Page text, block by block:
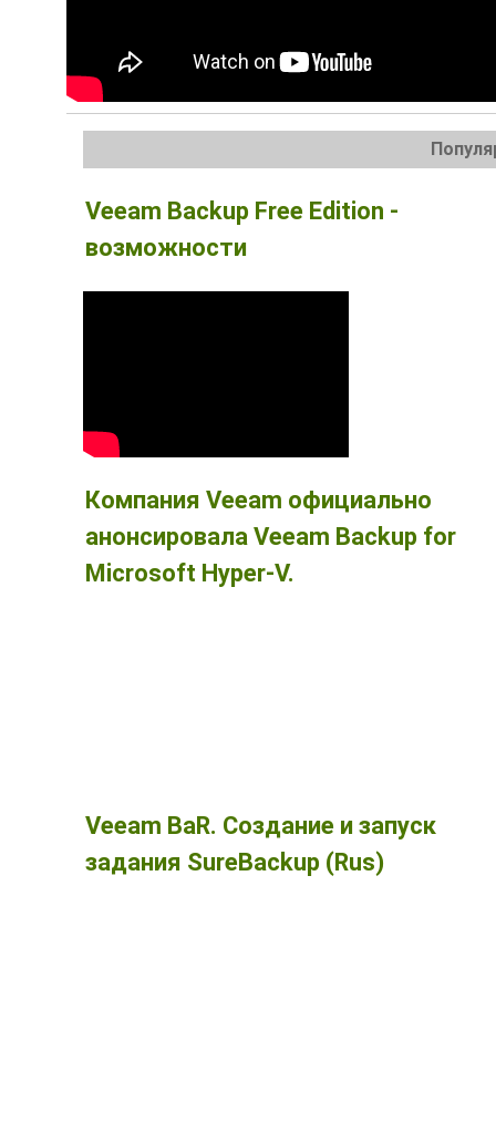
Veeam Backup Free Edition -
возможности
Компания Veeam официально
анонсировала Veeam Backup for
Microsoft Hyper-V.
Veeam BaR. Создание и запуск
задания SureBackup (Rus)